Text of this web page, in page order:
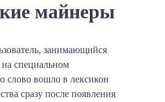
майнеры
занимающийся
специальном
слово вошло в лексикон
сразу после появления